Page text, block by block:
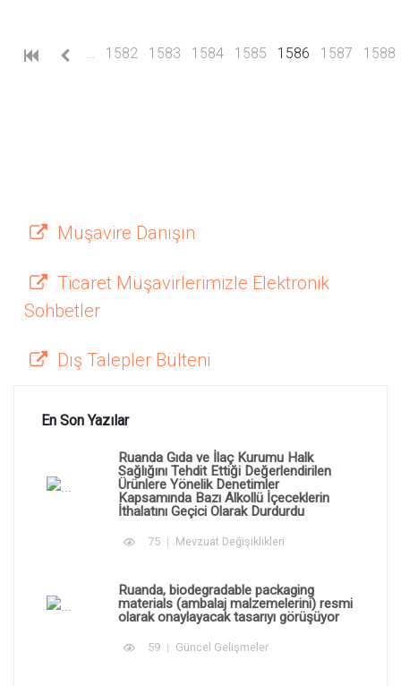
1582 1583 1584 1585 1586 (current)
1587 1588
Müşavire Danışın
Ticaret Müşavirlerimizle Elektronik
Sohbetler
Dış Talepler Bülteni
En Son Yazılar
Ruanda Gıda ve İlaç Kurumu Halk
Sağlığını Tehdit Ettiği Değerlendirilen
Ürünlere Yönelik Denetimler
Kapsamında Bazı Alkollü İçeceklerin
İthalatını Geçici Olarak Durdurdu
75 Mevzuat Değişiklikleri
Ruanda, biodegradable packaging
materials (ambalaj malzemelerini) resmi
olarak onaylayacak tasarıyı görüşüyor
59 Güncel Gelişmeler